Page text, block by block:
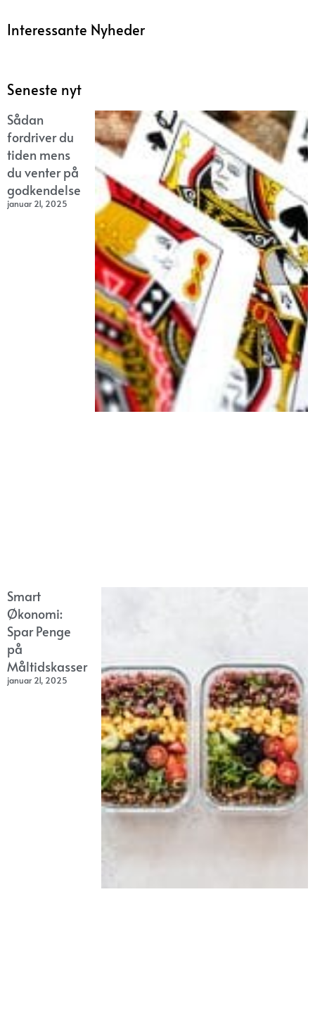
Interessante Nyheder
Seneste nyt
Sådan
fordriver du
tiden mens
du venter på
godkendelse
januar 21, 2025
Smart
Økonomi:
Spar Penge
på
Måltidskasser
januar 21, 2025